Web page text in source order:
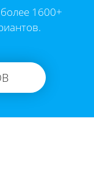
1600+